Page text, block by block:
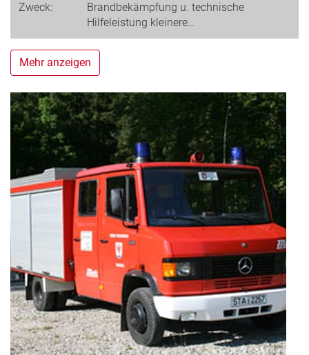
Zweck:
Brandbekämpfung u. technische
Hilfeleistung kleinere…
Mehr anzeigen